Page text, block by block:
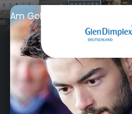
Am Goldenen Feld 18,